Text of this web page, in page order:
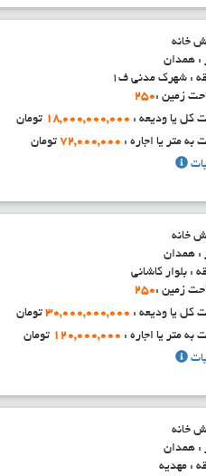
خانه
: همدان
: شهرک مدنی ف1
زمین :250
کل یا ودیعه : 18,000,000,000 تومان
به متر یا اجاره : 72,000,000تومان
خانه
: همدان
: بلوار کاشانی
زمین :250
کل یا ودیعه : 30,000,000,000تومان
به متر یا اجاره : 120,000,000 تومان
خانه
: همدان
: مهدیه